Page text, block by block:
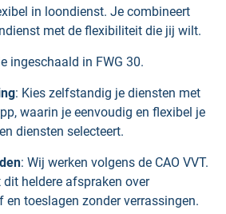
in loondienst. Je combineert
met de flexibiliteit die jij wilt.
ingeschaald in FWG 30.
: Kies zelfstandig je diensten met
waarin je eenvoudig en flexibel je
diensten selecteert.
: Wij werken volgens de CAO VVT.
dit heldere afspraken over
en toeslagen zonder verrassingen.